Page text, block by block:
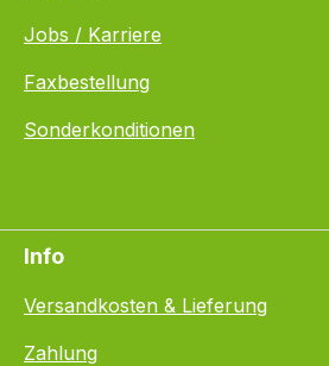
Jobs / Karriere
Faxbestellung
Sonderkonditionen
Info
Versandkosten & Lieferung
Zahlung